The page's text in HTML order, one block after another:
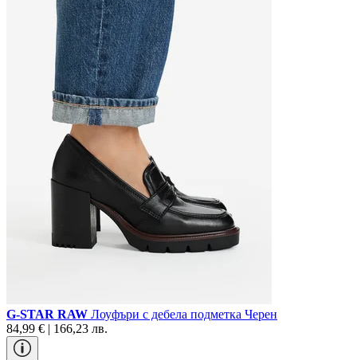
G-STAR RAW Лоуфъри с дебела подметка Черен
84,99 € | 166,23 лв.